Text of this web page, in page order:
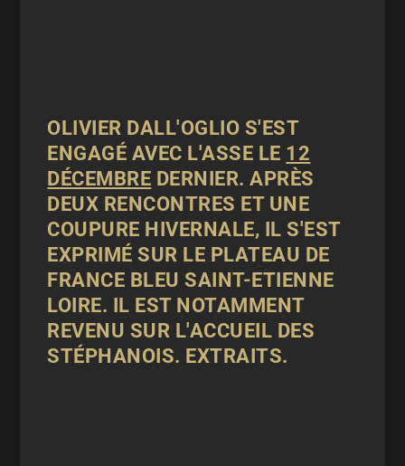
OLIVIER DALL'OGLIO S'EST
ENGAGÉ AVEC L'ASSE LE 12
DÉCEMBRE DERNIER. APRÈS
DEUX RENCONTRES ET UNE
COUPURE HIVERNALE, IL S'EST
EXPRIMÉ SUR LE PLATEAU DE
FRANCE BLEU SAINT-ETIENNE
LOIRE. IL EST NOTAMMENT
REVENU SUR L'ACCUEIL DES
STÉPHANOIS. EXTRAITS.